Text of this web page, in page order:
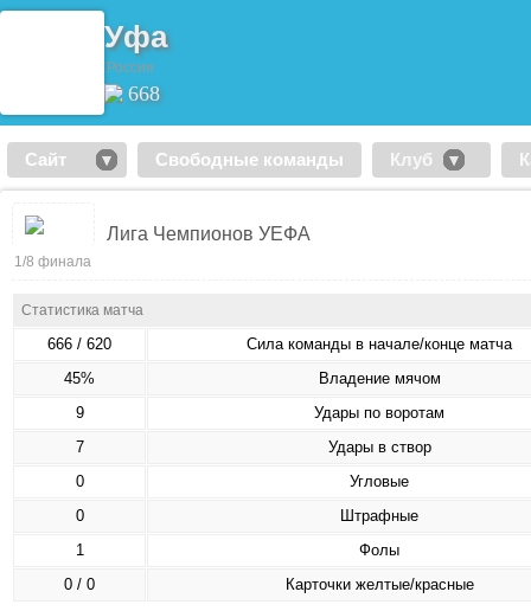
Уфа
Россия
668
Сайт Свободные команды Клуб
Лига Чемпионов УЕФА
1/8 финала
Статистика матча
666 / 620
Сила команды в начале/конце матча
45%
Владение мячом
9
Удары по воротам
7
Удары в створ
0
Угловые
0
Штрафные
1
Фолы
0 / 0
Карточки желтые/красные